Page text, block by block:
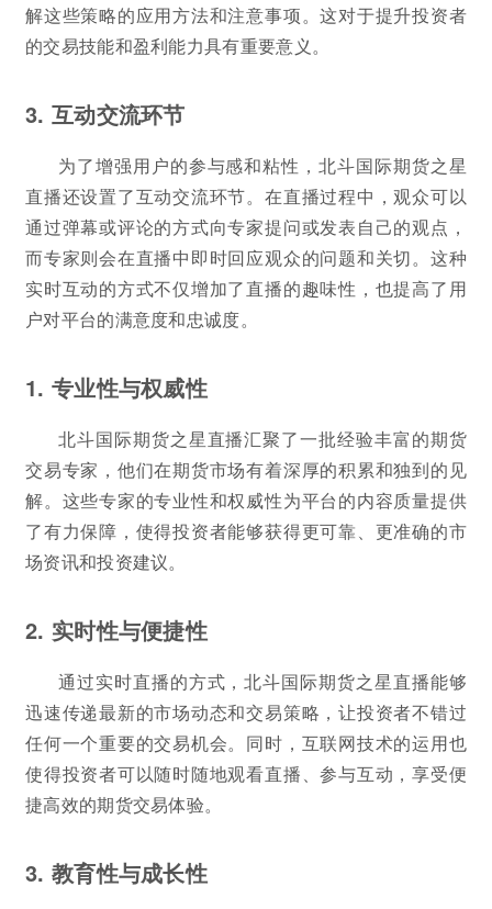
解这些策略的应用方法和注意事项。这对于提升投资者
的交易技能和盈利能力具有重要意义。
3. 互动交流环节
为了增强用户的参与感和粘性，北斗国际期货之星
直播还设置了互动交流环节。在直播过程中，观众可以
通过弹幕或评论的方式向专家提问或发表自己的观点，
而专家则会在直播中即时回应观众的问题和关切。这种
实时互动的方式不仅增加了直播的趣味性，也提高了用
户对平台的满意度和忠诚度。
1. 专业性与权威性
北斗国际期货之星直播汇聚了一批经验丰富的期货
交易专家，他们在期货市场有着深厚的积累和独到的见
解。这些专家的专业性和权威性为平台的内容质量提供
了有力保障，使得投资者能够获得更可靠、更准确的市
场资讯和投资建议。
2. 实时性与便捷性
通过实时直播的方式，北斗国际期货之星直播能够
迅速传递最新的市场动态和交易策略，让投资者不错过
任何一个重要的交易机会。同时，互联网技术的运用也
使得投资者可以随时随地观看直播、参与互动，享受便
捷高效的期货交易体验。
3. 教育性与成长性